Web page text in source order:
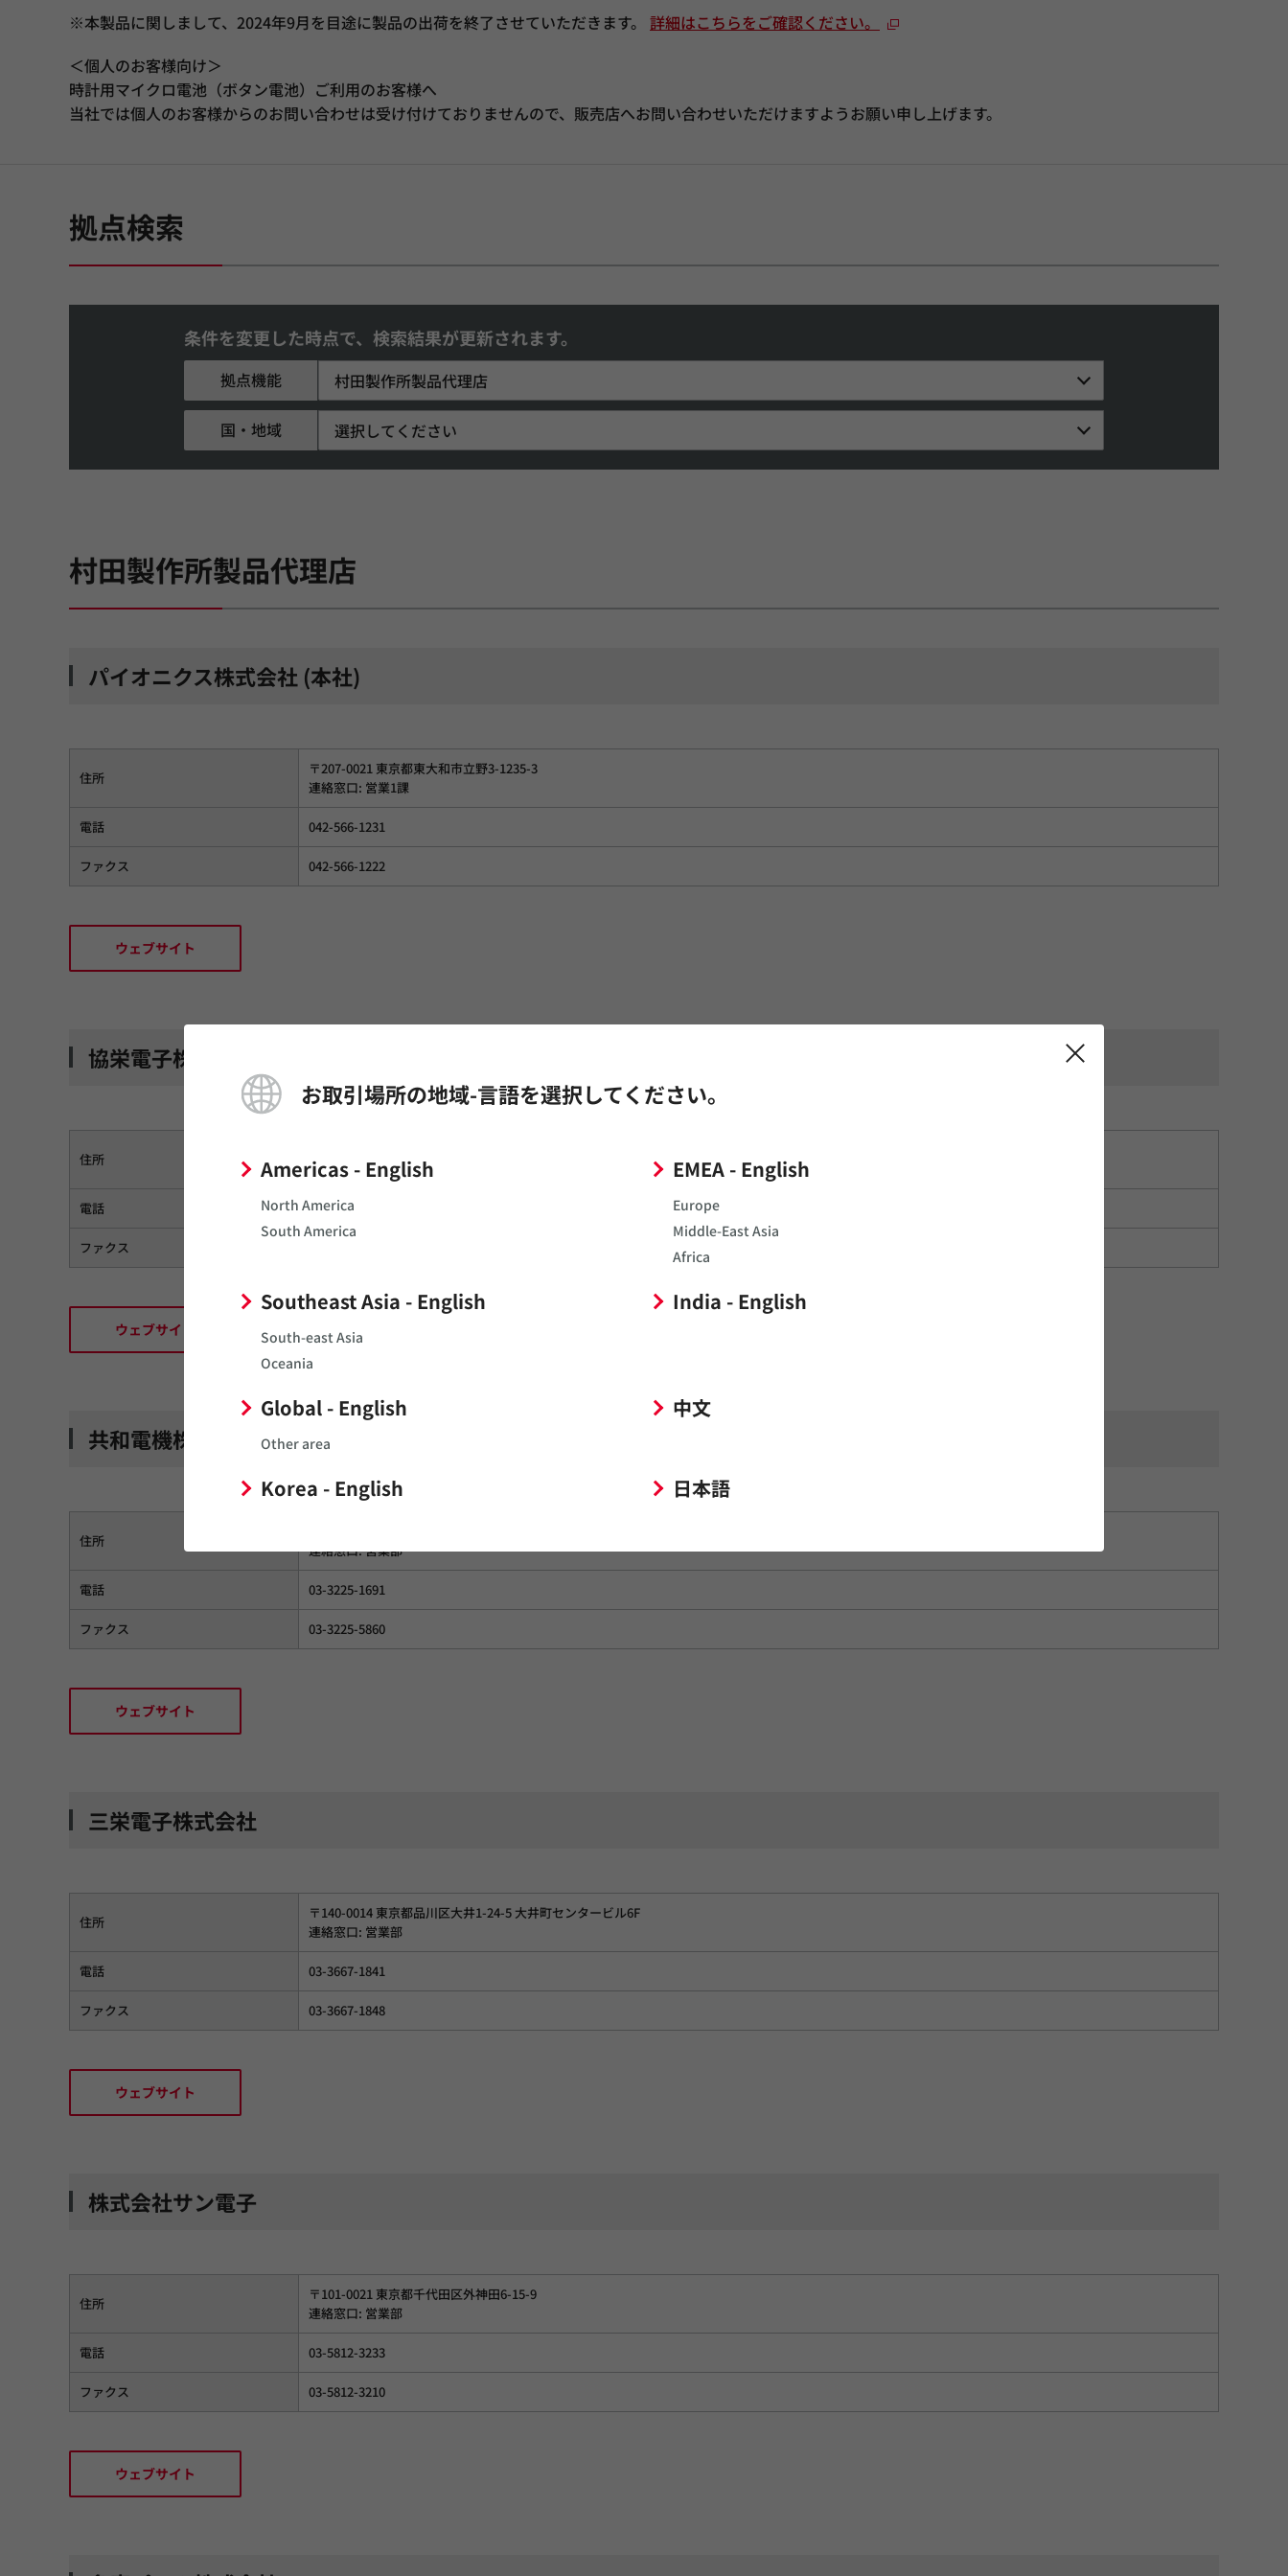
お取引場所の地域-言語を選択してください。
Americas - English
North America
South America
EMEA - English
Europe
Middle-East Asia
Africa
Southeast Asia - English
South-east Asia
Oceania
India - English
Global - English
Other area
中文
Korea - English 日本語
※本製品に関しまして、2024年9月を目途に製品の出荷を終了させていただきます。 詳細はこちらをご確認ください。
＜個人のお客様向け＞
時計用マイクロ電池（ボタン電池）ご利用のお客様へ
当社では個人のお客様からのお問い合わせは受け付けておりませんので、販売店へお問い合わせいただけますようお願い申し上げます。
拠点検索
条件を変更した時点で、検索結果が更新されます。
拠点機能 村田製作所製品代理店
国・地域 選択してください
村田製作所製品代理店
パイオニクス株式会社 (本社)
住所
〒207-0021 東京都東大和市立野3-1235-3
連絡窓口: 営業1課
電話 042-566-1231
ファクス 042-566-1222
ウェブサイト
協栄電子株式会社 (本社)
住所
連絡窓口: 営業部
電話 03-5818-6231
ファクス
ウェブサイト
共和電機株式会社
住所
連絡窓口: 営業部
電話 03-3225-1691
ファクス 03-3225-5860
ウェブサイト
三栄電子株式会社
住所
〒140-0014 東京都品川区大井1-24-5 大井町センタービル6F
連絡窓口: 営業部
電話 03-3667-1841
ファクス 03-3667-1848
ウェブサイト
株式会社サン電子
住所
〒101-0021 東京都千代田区外神田6-15-9
連絡窓口: 営業部
電話 03-5812-3233
ファクス 03-5812-3210
ウェブサイト